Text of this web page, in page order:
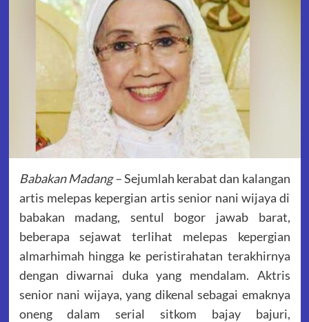
Babakan Madang –Sejumlah kerabat dan kalangan
artis melepas kepergian artis senior nani wijaya di
babakan madang, sentul bogor jawab barat,
beberapa sejawat terlihat melepas kepergian
almarhimah hingga ke peristirahatan terakhirnya
dengan diwarnai duka yang mendalam. Aktris
senior nani wijaya, yang dikenal sebagai emaknya
oneng dalam serial sitkom bajay bajuri,